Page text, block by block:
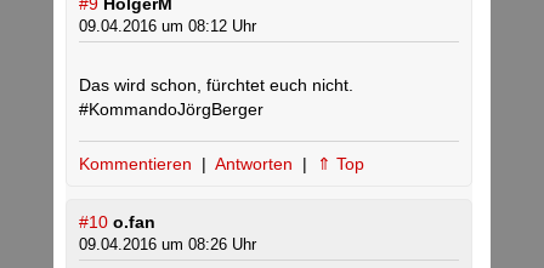
09.04.2016 um 08:12 Uhr
Das wird schon, fürchtet euch nicht.
#KommandoJörgBerger
Kommentieren | Antworten | ⇑ Top
#10 o.fan
09.04.2016 um 08:26 Uhr